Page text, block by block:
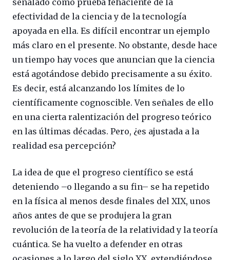
efectividad de la ciencia y de la tecnología
apoyada en ella. Es difícil encontrar un ejemplo
más claro en el presente. No obstante, desde hace
un tiempo hay voces que anuncian que la ciencia
está agotándose debido precisamente a su éxito.
Es decir, está alcanzando los límites de lo
científicamente cognoscible. Ven señales de ello
en una cierta ralentización del progreso teórico
en las últimas décadas. Pero, ¿es ajustada a la
realidad esa percepción?
La idea de que el progreso científico se está
deteniendo –o llegando a su fin– se ha repetido
en la física al menos desde finales del XIX, unos
años antes de que se produjera la gran
revolución de la teoría de la relatividad y la teoría
cuántica. Se ha vuelto a defender en otras